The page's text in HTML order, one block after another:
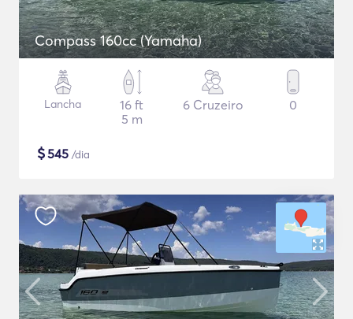
Compass 160cc (Yamaha)
Lancha
16 ft
5 m
6 Cruzeiro 0
$545 /dia